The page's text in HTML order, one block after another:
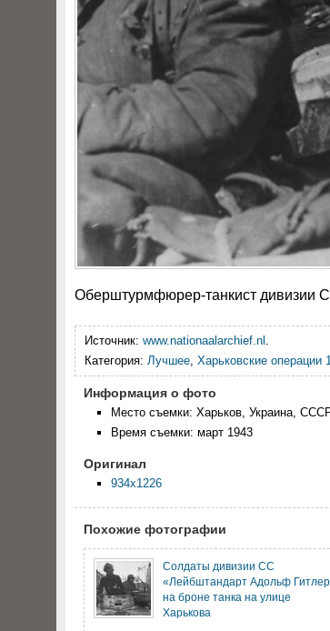
Оберштурмфюрер-танкист дивизии
Источник: www.nationaalarchief.nl .
Категория: Лучшее, Харьковские операции
Информация о фото
Место съемки: Харьков, Украина,
Время съемки: март 1943
Оригинал
934x1226
Похожие фотографии
Солдаты дивизии СС
«Лейбштандарт Адольф
на броне танка на улице
Харькова